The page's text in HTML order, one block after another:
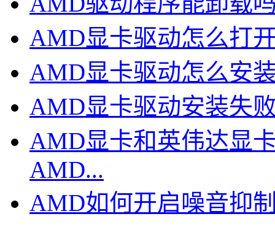
AMD显卡驱动怎么打
AMD显卡驱动怎么安
AMD显卡驱动安装失
AMD显卡和英伟达显
AMD...
AMD如何开启噪音抑